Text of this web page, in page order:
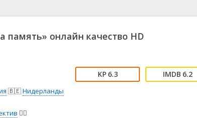
👨‍💼 Новости
🎒 Приключения
😱 Ужасы
🤠 Фильм-нуар
🧝‍♂️ Фэнтези
память» онлайн качество HD
🇧🇪Нидерланды
🕵️‍♂️
6.3 6.2